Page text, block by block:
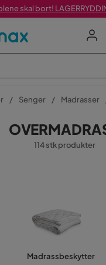
skal bort!
Senger Madrasser
114 stk produkter
Madrassbeskytter